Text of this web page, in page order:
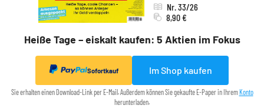
Heiße Tage – eiskalt kaufen: 5 Aktien im Fokus
Nr. 33/26
8,90 €
Sofortkauf Im Shop kaufen
Sie erhalten einen Download-Link per E-Mail. Außerdem können Sie gekaufte E-Paper in Ihrem Konto
herunterladen.